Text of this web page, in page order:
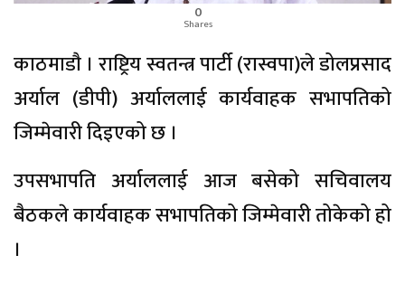
0
Shares
काठमाडाै । राष्ट्रिय स्वतन्त्र पार्टी (रास्वपा)ले डोलप्रसाद
अर्याल (डीपी) अर्याललाई कार्यवाहक सभापतिको
जिम्मेवारी दिइएको छ ।
उपसभापति अर्याललाई आज बसेको सचिवालय
बैठकले कार्यवाहक सभापतिको जिम्मेवारी तोकेको हो
।